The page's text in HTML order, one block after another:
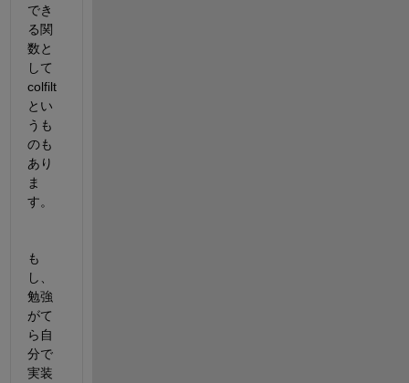
でき
る関
数と
して
colfilt
とい
うも
のも
あり
ま
す。
も
し、
勉強
がて
ら自
分で
実装